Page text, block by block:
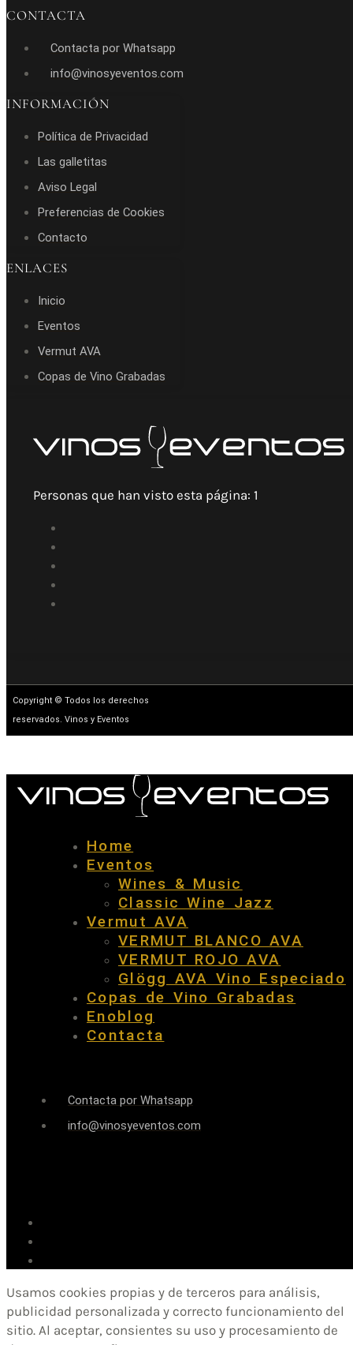
CONTACTA
Contacta por Whatsapp
info@vinosyeventos.com
INFORMACIÓN
Política de Privacidad
Las galletitas
Aviso Legal
Preferencias de Cookies
Contacto
ENLACES
Inicio
Eventos
Vermut AVA
Copas de Vino Grabadas
Personas que han visto esta página: 1
Copyright © Todos los derechos
reservados. Vinos y Eventos
Home
Eventos
Wines & Music
Classic Wine Jazz
Vermut AVA
VERMUT BLANCO AVA
VERMUT ROJO AVA
Glögg AVA Vino Especiado
Copas de Vino Grabadas
Enoblog
Contacta
Contacta por Whatsapp
info@vinosyeventos.com
Usamos cookies propias y de terceros para análisis,
publicidad personalizada y correcto funcionamiento del
sitio. Al aceptar, consientes su uso y procesamiento de